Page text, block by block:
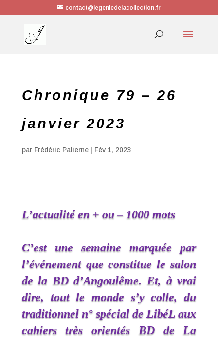
contact@legeniedelacollection.fr
Chronique 79 – 26
janvier 2023
par Frédéric Palierne| Fév 1, 2023
L’actualité en + ou – 1000 mots
C’est une semaine marquée par
l’événement que constitue le salon
de la BD d’Angoulême. Et, à vrai
dire, tout le monde s’y colle, du
traditionnel n° spécial de LibéL aux
cahiers très orientés BD de La